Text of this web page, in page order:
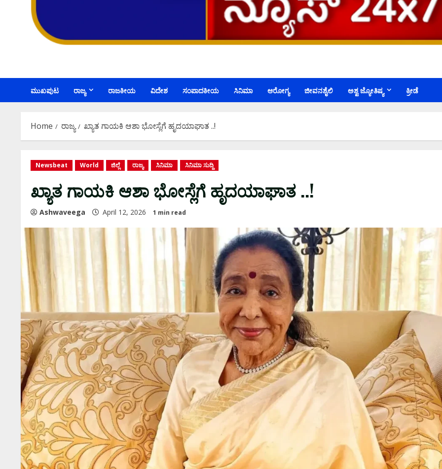
ಮುಖಪುಟ ರಾಜ್ಯ ರಾಜಕೀಯ ವಿದೇಶ ಸಂಪಾದಕೀಯ ಸಿನಿಮಾ ಆರೋಗ್ಯ ಜೀವನಶೈಲಿ ಅಶ್ವ ಜ್ಯೋತಿಷ್ಯ ಕ್ರೀಡೆ
Home ರಾಜ್ಯ ಖ್ಯಾತ ಗಾಯಕಿ ಆಶಾ ಭೋಸ್ಲೆಗೆ ಹೃದಯಾಘಾತ ..!
Newsbeat World ಜಿಲ್ಲೆ ರಾಜ್ಯ ಸಿನಿಮಾ ಸಿನಿಮಾ ಸುದ್ದಿ
ಖ್ಯಾತ ಗಾಯಕಿ ಆಶಾ ಭೋಸ್ಲೆಗೆ ಹೃದಯಾಘಾತ ..!
Ashwaveega April 12, 2026 1 min read